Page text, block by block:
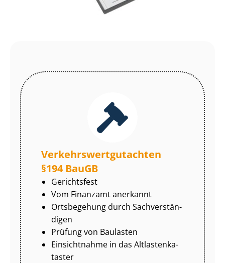
Ver­kehrs­wert­gut­ach­ten
§194 BauGB
Gerichtsfest
Vom Finanzamt anerkannt
Ortsbegehung durch Sach­ver­stän­
di­gen
Prüfung von Baulasten
Einsichtnahme in das Alt­las­ten­ka­
tas­ter